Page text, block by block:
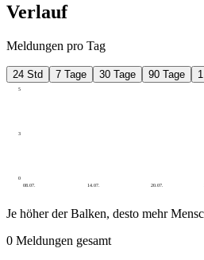
Verlauf
Meldungen pro Tag
24 Std 7 Tage 30 Tage 90 Tage
0
3
5
08.07. 14.07. 20.07.
Je höher der Balken, desto mehr
0 Meldungen gesamt